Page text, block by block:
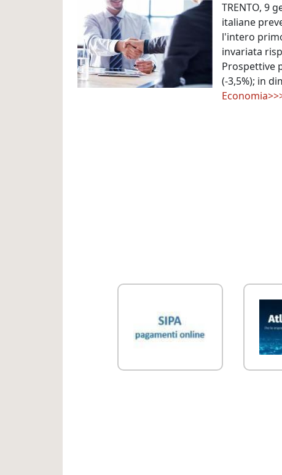
TRENTO, 9
italiane
l'intero
invariata
Prospettive
(-3,5%); in
Link Utili